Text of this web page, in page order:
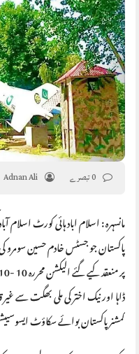
Adnan Ali
مانسہرہ : اسلام اباد ہائی کورٹ
پاکستان جو جسٹس خادم حسین
ڈاہا اور نیک اختر کی ملی بھگت سے غیر
کمشنر پاکستان بوائے سکاؤٹ